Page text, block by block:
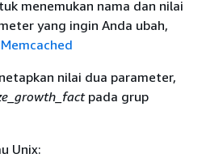
menemukan nama dan nilai
yang ingin Anda ubah,
nilai dua parameter,
pada grup
Unix: